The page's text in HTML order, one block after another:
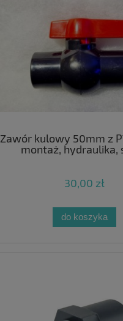
Zawór kulowy 50mm z
montaż, hydraulika,
30,00 zł
do koszyka